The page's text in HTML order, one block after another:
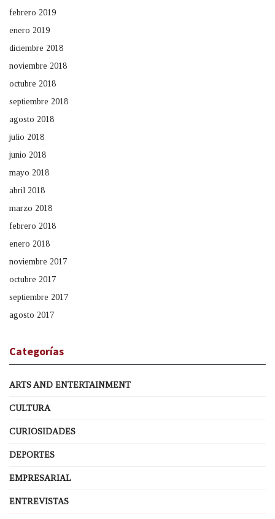
febrero 2019
enero 2019
diciembre 2018
noviembre 2018
octubre 2018
septiembre 2018
agosto 2018
julio 2018
junio 2018
mayo 2018
abril 2018
marzo 2018
febrero 2018
enero 2018
noviembre 2017
octubre 2017
septiembre 2017
agosto 2017
Categorías
ARTS AND ENTERTAINMENT
CULTURA
CURIOSIDADES
DEPORTES
EMPRESARIAL
ENTREVISTAS